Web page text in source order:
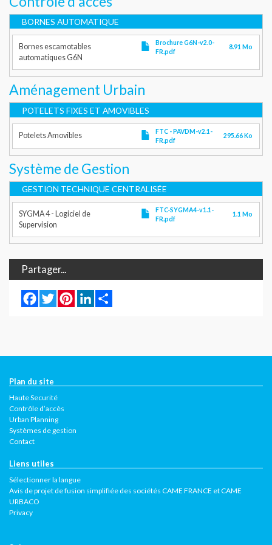
BORNES AUTOMATIQUE
Bornes escamotables
automatiques G6N
Brochure G6N-v2.0-
FR.pdf
8.91 Mo
Aménagement Urbain
POTELETS FIXES ET AMOVIBLES
Potelets Amovibles
FTC - PAVDM-v2.1-
FR.pdf
295.66 Ko
Système de Gestion
GESTION TECHNIQUE CENTRALISÉE
SYGMA 4 - Logiciel de
Supervision
FTC-SYGMA4-v1.1-
FR.pdf
1.1 Mo
Partager...
Facebook
TwitterPinterestLinkedIn
Plan du site
Haute Securité
Contrôle d’accès
Urban Planning
Systèmes de gestion
Contact
Liens utiles
Sélectionner la langue
Avis de projet de fusion simplifiée des sociétés CAME FRANCE et CAME
URBACO
Privacy